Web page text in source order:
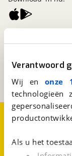
Verantwoord
Wij en onze
Als u het
3981 AJ
Een
BOVAG
Over viaBOVAG.nl
Cookievoorkeuren